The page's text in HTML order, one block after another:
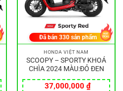
HONDA VIỆT NAM
SCOOPY – SPORTY KHOÁ
CHÌA 2024 MÀU:ĐỎ ĐEN
37,000,000 ₫
Đã bán330 sản phẩm